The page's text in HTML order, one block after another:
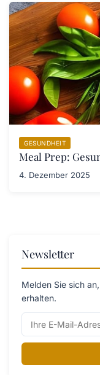
GESUNDHEIT
Meal Prep:
4. Dezember 2025
Newsletter
Melden Sie sich
erhalten.